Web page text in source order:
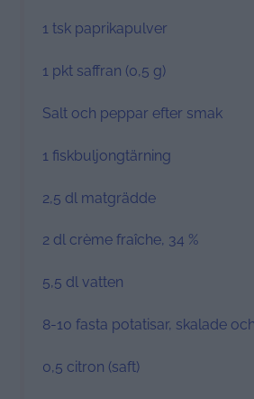
1 tsk paprikapulver
1 pkt saffran (0,5 g)
Salt och peppar efter smak
1 fiskbuljongtärning
2,5 dl matgrädde
2 dl crème fraîche, 34 %
5,5 dl vatten
8-10 fasta potatisar, skalade
0,5 citron (saft)